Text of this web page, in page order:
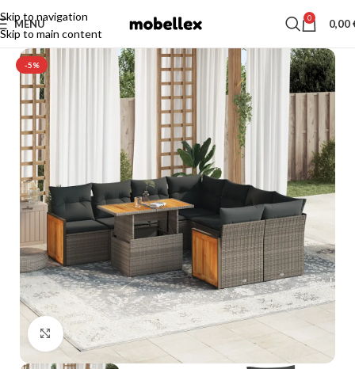
Skip to navigation
Skip to main content
MENU 0 0,00
-5%
Click to enlarge